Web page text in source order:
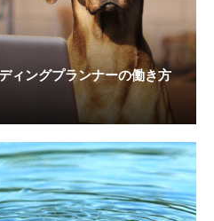
ィングプランナーの働き方